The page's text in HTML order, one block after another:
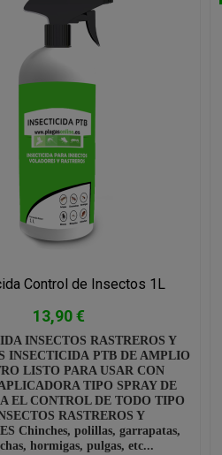
Control de Insectos 1L
13,90 €
INSECTOS RASTREROS Y
INSECTICIDA PTB DE AMPLIO
LISTO PARA USAR CON
TIPO SPRAY DE
EL CONTROL DE TODO TIPO
RASTREROS Y
Chinches, polillas, garrapatas,
hormigas, pulgas, etc...